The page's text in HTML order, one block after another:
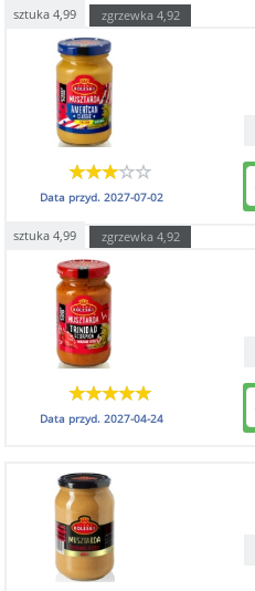
sztuka 4,99 zgrzewka 4,92
Data przyd.2027-07-02
sztuka 4,99 zgrzewka 4,92
Data przyd.2027-04-24